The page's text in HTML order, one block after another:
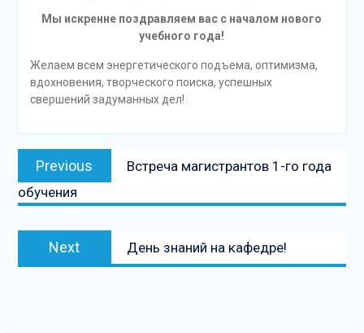
Мы искренне поздравляем вас с началом нового
учебного года!
Желаем всем энергетического подъема, оптимизма,
вдохновения, творческого поиска, успешных
свершений задуманных дел!
Навигация
записям
Previous
post:
Встреча магистрантов 1-го года
обучения
Next
post:
День знаний на кафедре!